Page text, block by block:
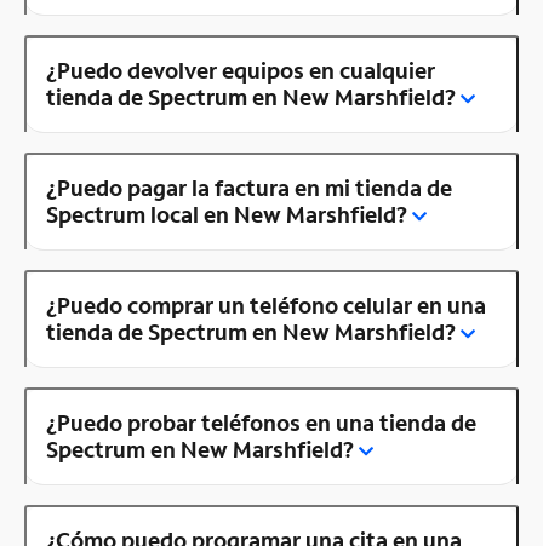
¿Puedo devolver equipos en cualquier
tienda de Spectrum en New Marshfield?
¿Puedo pagar la factura en mi tienda de
Spectrum local en New Marshfield?
¿Puedo comprar un teléfono celular en una
tienda de Spectrum en New Marshfield?
¿Puedo probar teléfonos en una tienda de
Spectrum en New Marshfield?
¿Cómo puedo programar una cita en una